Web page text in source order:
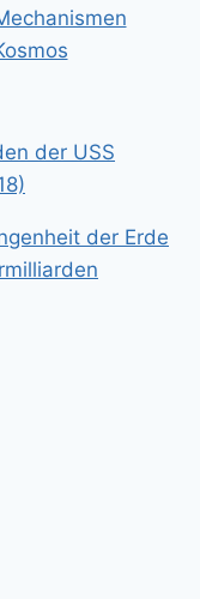
der USS
der Erde